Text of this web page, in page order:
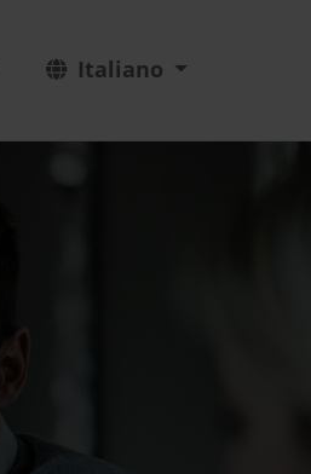
Italiano